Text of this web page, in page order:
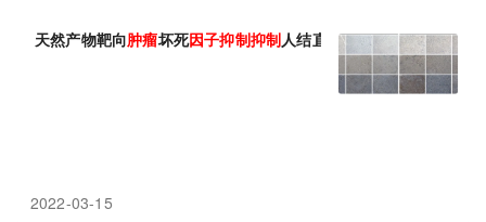
天然产物靶向肿瘤坏死因子抑制抑制人结直肠癌细胞生长
2022-03-15